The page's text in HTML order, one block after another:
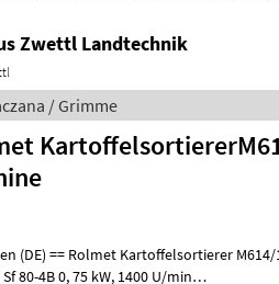
Zwettl Landtechnik
/ Grimme
M614/1
0, 75 kW, 1400 U/min